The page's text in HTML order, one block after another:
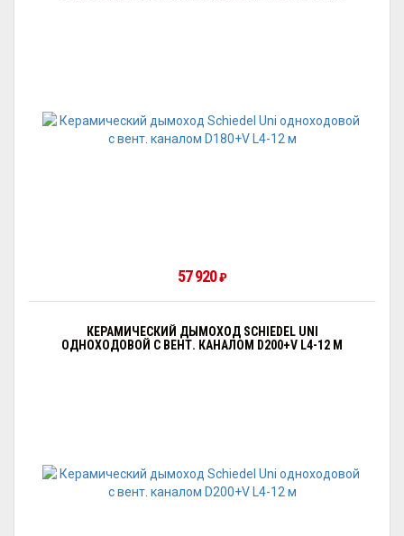
57 920₽
КЕРАМИЧЕСКИЙ ДЫМОХОД SCHIEDEL UNI
ОДНОХОДОВОЙ С ВЕНТ. КАНАЛОМ D200+V L4-12 М